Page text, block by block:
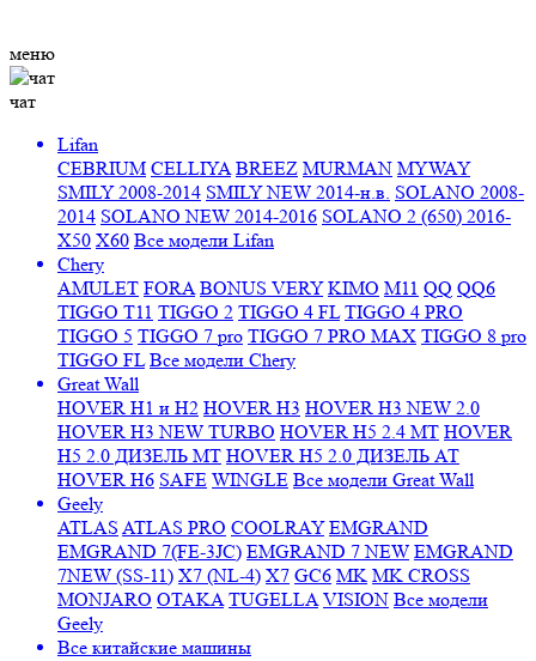
меню
чат
Lifan
CEBRIUM CELLIYA BREEZ MURMAN MYWAY
SMILY 2008-2014 SMILY NEW 2014-н.в. SOLANO 2008-
2014 SOLANO NEW 2014-2016 SOLANO 2 (650) 2016-
X50 X60 Все модели Lifan
Chery
AMULET FORA BONUS VERY KIMO M11 QQ QQ6
TIGGO T11 TIGGO 2 TIGGO 4 FL TIGGO 4 PRO
TIGGO 5 TIGGO 7 pro TIGGO 7 PRO MAX TIGGO 8 pro
TIGGO FL Все модели Chery
Great Wall
HOVER H1 и H2 HOVER H3 HOVER H3 NEW 2.0
HOVER H3 NEW TURBO HOVER H5 2.4 МТ HOVER
H5 2.0 ДИЗЕЛЬ МТ HOVER H5 2.0 ДИЗЕЛЬ АТ
HOVER H6 SAFE WINGLE Все модели Great Wall
Geely
ATLAS ATLAS PRO COOLRAY EMGRAND
EMGRAND 7(FE-3JC) EMGRAND 7 NEW EMGRAND
7NEW (SS-11) X7 (NL-4) X7 GC6 MK MK CROSS
MONJARO OTAKA TUGELLA VISION Все модели
Geely
Все китайские машины